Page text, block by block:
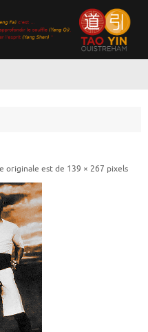
originale est de 139 × 267 pixels